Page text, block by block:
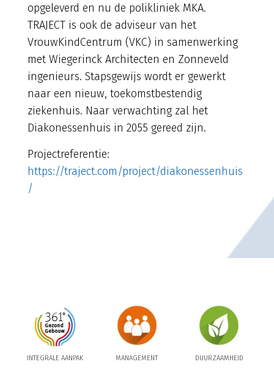
opgeleverd en nu de polikliniek MKA.
TRAJECT is ook de adviseur van het
VrouwKindCentrum (VKC) in samenwerking
met Wiegerinck Architecten en Zonneveld
ingenieurs. Stapsgewijs wordt er gewerkt
naar een nieuw, toekomstbestendig
ziekenhuis. Naar verwachting zal het
Diakonessenhuis in 2055 gereed zijn.
Projectreferentie:
https://traject.com/project/diakonessenhuis
/
INTEGRALE AANPAK MANAGEMENT DUURZAAMHEID